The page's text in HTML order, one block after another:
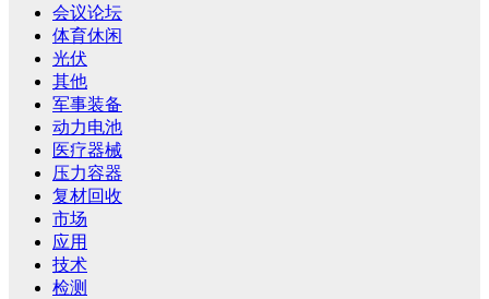
会议论坛
体育休闲
光伏
其他
军事装备
动力电池
医疗器械
压力容器
复材回收
市场
应用
技术
检测